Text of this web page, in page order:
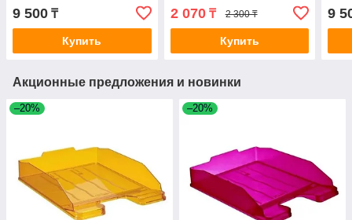
9 500 ₸
Купить
2 070₸ 2 300 ₸
Купить
9
Акционные предложения и новинки
–20% –20%